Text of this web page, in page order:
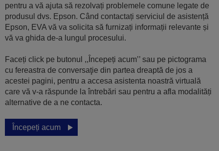
pentru a vă ajuta să rezolvați problemele comune legate de
produsul dvs. Epson. Când contactați serviciul de asistență
Epson, EVA vă va solicita să furnizați informații relevante și
vă va ghida de-a lungul procesului.
Faceți click pe butonul ,,Începeți acum’’ sau pe pictograma
cu fereastra de conversaţie din partea dreaptă de jos a
acestei pagini, pentru a accesa asistenta noastră virtuală
care vă v-a răspunde la întrebări sau pentru a afla modalități
alternative de a ne contacta.
Începeți acum